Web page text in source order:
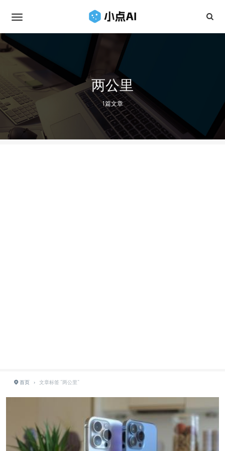
两公里
1篇文章
首页 › 文章标签 "两公里"